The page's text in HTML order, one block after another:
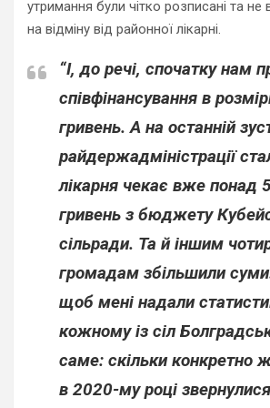
утримання були чітко розписані та не
на відміну від районної лікарні.
“І, до речі, спочатку нам
співфінансування в
гривень. А на останній
райдержадміністрації
лікарня чекає вже понад
гривень з бюджету
сільради. Та й іншим
громадам збільшили
щоб мені надали
кожному із сіл
саме: скільки конкретно
в 2020-му році